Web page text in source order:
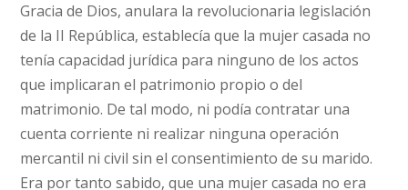
Gracia de Dios, anulara la revolucionaria legislación
de la II República, establecía que la mujer casada no
tenía capacidad jurídica para ninguno de los actos
que implicaran el patrimonio propio o del
matrimonio. De tal modo, ni podía contratar una
cuenta corriente ni realizar ninguna operación
mercantil ni civil sin el consentimiento de su marido.
Era por tanto sabido, que una mujer casada no era